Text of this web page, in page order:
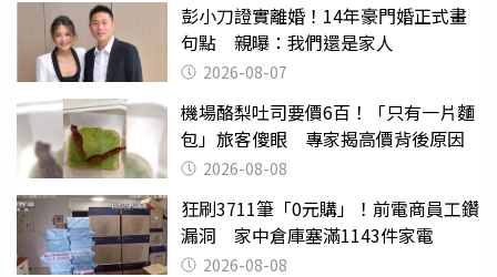
彭小刀證實離婚！14年豪門婚正式畫
句點 親曝：我們還是家人
2026-08-07
機場酪梨吐司要價6百！「只有一片麵
包」旅客傻眼 專家揭高價背後原因
2026-08-08
狂刷3711筆「0元購」！前電商員工鑽
漏洞 家中倉庫塞滿1143件家電
2026-08-08